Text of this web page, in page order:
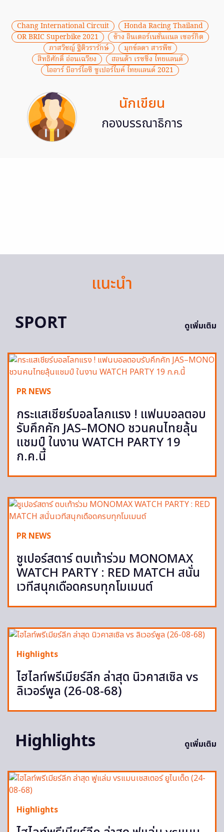
Chang International Circuit
Honda Racing Thailand
OR BRIC Superbike 2021
ช้าง อินเตอร์เนชั่นแนล เซอร์กิต
ภาสวิชญ์ ฐิติวรารักษ์
มุกข์ลดา สารพืช
สิทธิศักดิ์ อ่อนเฉวียง
ฮอนด้า เรซซิ่ง ไทยแลนด์
โออาร์ บีอาร์ไอซี ซูเปอร์ไบค์ ไทยแลนด์ 2021
นักเขียน
กองบรรณาธิการ
แนะนำ
SPORT
ดูเพิ่มเติม
PR NEWS
กระแสเชียร์บอลโลกแรง ! แฟนบอลตอบ
รับคึกคัก JAS–MONO ชวนคนไทยลุ้น
แชมป์ ในงาน WATCH PARTY 19
ก.ค.นี้
PR NEWS
ซูเปอร์สตาร์ ตบเท้าร่วม MONOMAX
WATCH PARTY : RED MATCH สนั่น
เวทีสนุกเดือดครบทุกโมเมนต์
Highlights
ไฮไลท์พรีเมียร์ลีก ล่าสุด นิวคาสเซิล vs
ลิเวอร์พูล (26-08-68)
Highlights ดูเพิ่มเติม
Highlights